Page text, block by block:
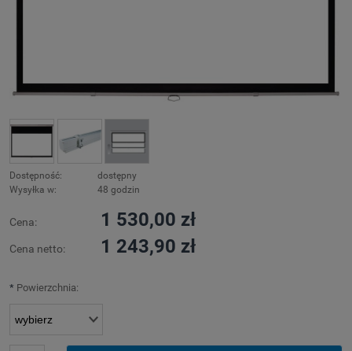
Dostępność:
dostępny
Wysyłka w:
48 godzin
Cena: 1 530,00 zł
Cena netto: 1 243,90 zł
* Powierzchnia: